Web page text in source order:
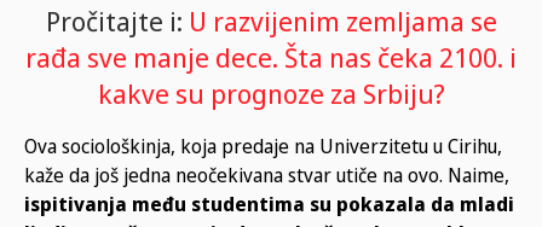
Pročitajte i: U razvijenim zemljama se
rađa sve manje dece. Šta nas čeka 2100. i
kakve su prognoze za Srbiju?
Ova sociološkinja, koja predaje na Univerzitetu u Cirihu,
kaže da još jedna neočekivana stvar utiče na ovo. Naime,
ispitivanja među studentima su pokazala da mladi